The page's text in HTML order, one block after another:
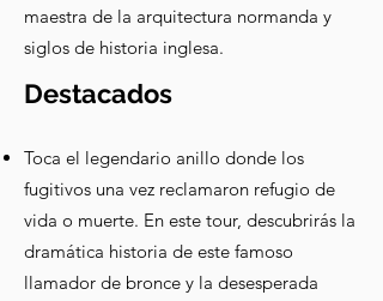
maestra de la arquitectura normanda y
siglos de historia inglesa.
Destacados
Toca el legendario anillo donde los
fugitivos una vez reclamaron refugio de
vida o muerte. En este tour, descubrirás la
dramática historia de este famoso
llamador de bronce y la desesperada